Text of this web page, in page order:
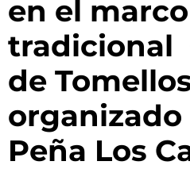
en el
tradicional
de
organizado
Peña Los